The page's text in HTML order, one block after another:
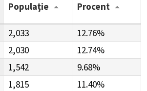
Populație Procent
2,033
12.76%
2,030
12.74%
1,542
9.68%
1,815
11.40%